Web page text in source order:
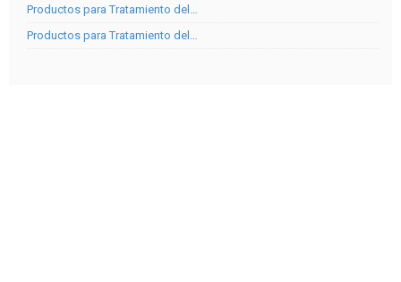
Productos para Tratamiento del…
Productos para Tratamiento del…